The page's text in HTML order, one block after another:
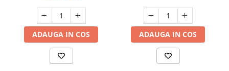
ADAUGA IN COS ADAUGA IN COS